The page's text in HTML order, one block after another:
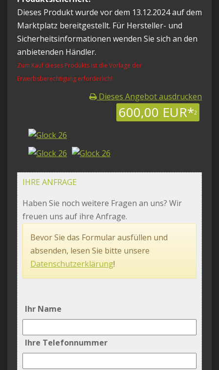
Dieses Produkt wurde vor dem 13.12.2024 auf dem
Marktplatz bereitgestellt. Für Hersteller- und
Sicherheitsinformationen wenden Sie sich an den
anbietenden Händler.
Zum Kauf dieses Produkts ist die Vorlage der
Erwerbsberechtigung erforderlich!
Dieses Angebot ausdrucken
600,00 EUR*2
IHRE ANFRAGE
Haben Sie noch weitere Fragen an uns? Wir
freuen uns auf ihre Anfrage.
Bevor Sie das Formular ausfüllen und
absenden, lesen Sie bitte unsere
Datenschutzerklärung!
Ihr Name
Ihre Telefonnummer